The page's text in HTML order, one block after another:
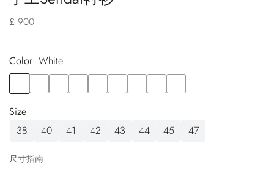
£ 900
Color:
white
Size
38
40 41 42 43 44 45 47
尺寸指南